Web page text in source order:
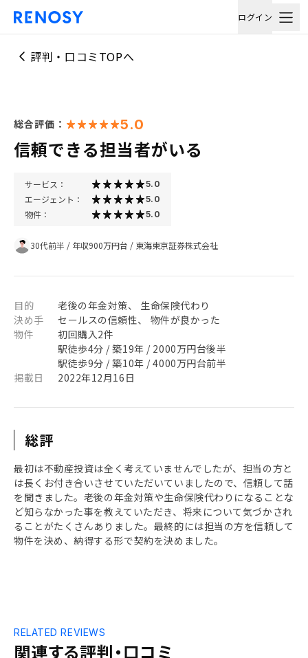
ログイン
評判・口コミTOPへ
総合評価： 5.0
信頼できる担当者がいる
サービス： 5.0
エージェント： 5.0
物件： 5.0
30代前半 / 年収900万円台 / 東海東京証券株式会社
目的
老後の年金対策、 生命保険代わり
決め手
セールスの信頼性、 物件が良かった
物件
初回購入2件
駅徒歩4分 / 築19年 / 2000万円台後半
駅徒歩9分 / 築10年 / 4000万円台前半
掲載日
2022年12月16日
総評
最初は不動産投資は全く考えていませんでしたが、担当の方と
は長くお付き合いさせていただいていましたので、信頼して話
を聞きました。老後の年金対策や生命保険代わりになることな
ど知らなかった事を教えていただき、将来について気づかされ
ることがたくさんありました。最終的には担当の方を信頼して
物件を決め、納得する形で契約を決めました。
関連する評判・口コミ
RELATED REVIEWS